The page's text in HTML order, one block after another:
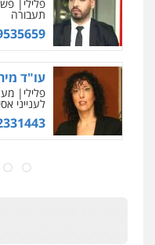
עו"ד
פלילי
עו"ד
משפט